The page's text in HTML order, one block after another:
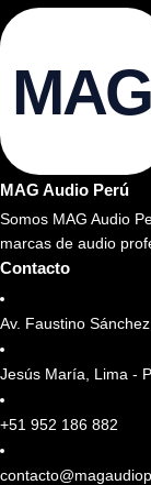
MAG
MAG Audio Perú
Somos MAG Audio
marcas de audio
Contacto
Av. Faustino
Jesús María, Lima -
+51 952 186 882